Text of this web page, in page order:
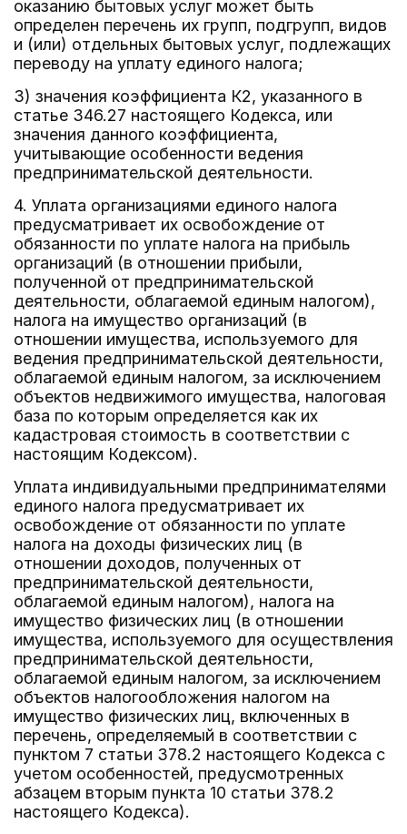
оказанию бытовых услуг может быть
определен перечень их групп, подгрупп, видов
и (или) отдельных бытовых услуг, подлежащих
переводу на уплату единого налога;
3) значения коэффициента К2, указанного в
статье 346.27 настоящего Кодекса, или
значения данного коэффициента,
учитывающие особенности ведения
предпринимательской деятельности.
4. Уплата организациями единого налога
предусматривает их освобождение от
обязанности по уплате налога на прибыль
организаций (в отношении прибыли,
полученной от предпринимательской
деятельности, облагаемой единым налогом),
налога на имущество организаций (в
отношении имущества, используемого для
ведения предпринимательской деятельности,
облагаемой единым налогом, за исключением
объектов недвижимого имущества, налоговая
база по которым определяется как их
кадастровая стоимость в соответствии с
настоящим Кодексом).
Уплата индивидуальными предпринимателями
единого налога предусматривает их
освобождение от обязанности по уплате
налога на доходы физических лиц (в
отношении доходов, полученных от
предпринимательской деятельности,
облагаемой единым налогом), налога на
имущество физических лиц (в отношении
имущества, используемого для осуществления
предпринимательской деятельности,
облагаемой единым налогом, за исключением
объектов налогообложения налогом на
имущество физических лиц, включенных в
перечень, определяемый в соответствии с
пунктом 7 статьи 378.2 настоящего Кодекса с
учетом особенностей, предусмотренных
абзацем вторым пункта 10 статьи 378.2
настоящего Кодекса).